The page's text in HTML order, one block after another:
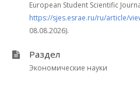
European Student Scientific
https://sjes.esrae.ru/ru/article/
08.08.2026).
Раздел
Экономические науки